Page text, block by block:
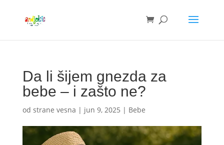
Da li šijem gnezda za
bebe – i zašto ne?
od strane vesna | jun 9, 2025 | Bebe